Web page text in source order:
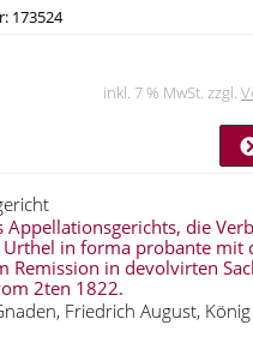
173524
inkl. 7 % MwSt. zzgl.
Appellationsgerichts, die
Urthel in forma probante mit
Remission in devolvirten
2ten 1822.
Friedrich August,